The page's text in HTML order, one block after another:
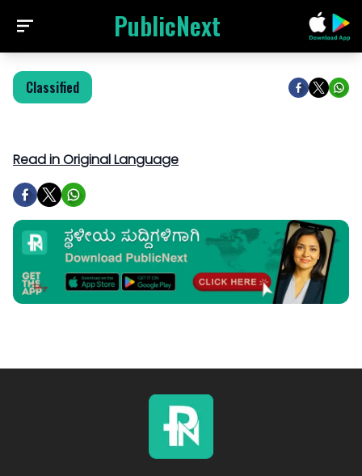
PublicNext
Classified
Read in Original Language